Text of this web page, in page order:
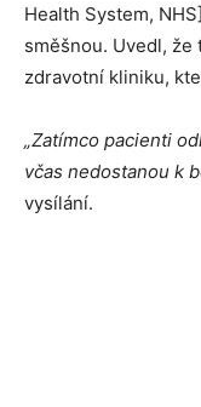
Health System,
směšnou. Uvedl,
zdravotní kliniku,
„Zatímco pacienti
včas nedostanou k
vysílání.